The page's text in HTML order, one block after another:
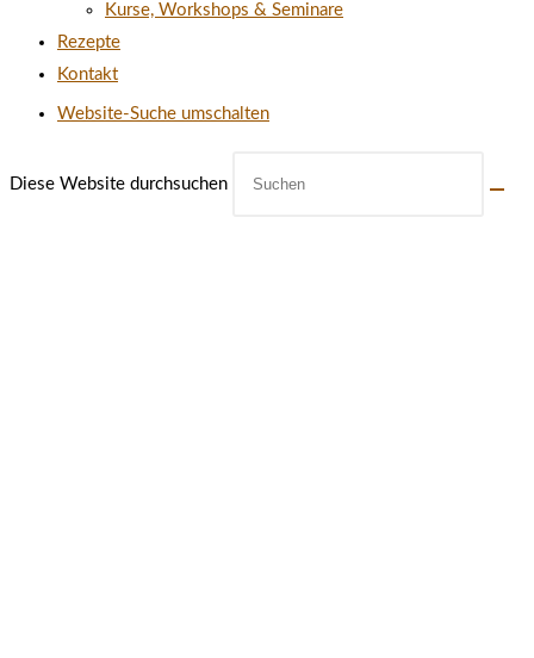
Kurse, Workshops & Seminare
Rezepte
Kontakt
Website-Suche umschalten
Diese Website durchsuchen